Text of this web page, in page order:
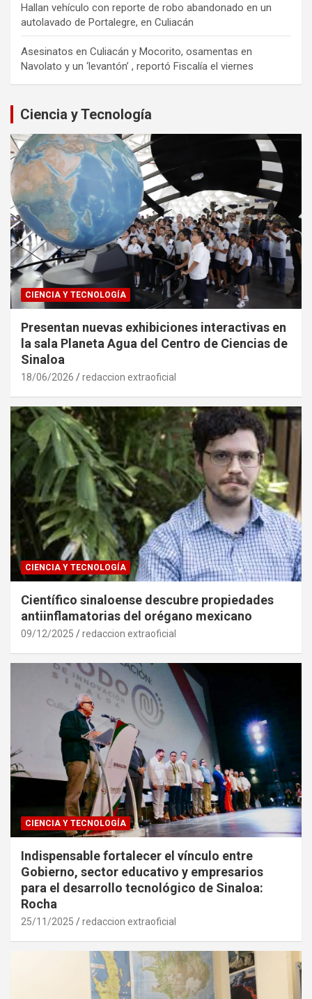
Hallan vehículo con reporte de robo abandonado en un
autolavado de Portalegre, en Culiacán
Asesinatos en Culiacán y Mocorito, osamentas en
Navolato y un ‘levantón’ , reportó Fiscalía el viernes
Ciencia y Tecnología
CIENCIA Y TECNOLOGÍA
Presentan nuevas exhibiciones interactivas en
la sala Planeta Agua del Centro de Ciencias de
Sinaloa
18/06/2026 redaccion extraoficial
CIENCIA Y TECNOLOGÍA
Científico sinaloense descubre propiedades
antiinflamatorias del orégano mexicano
09/12/2025 redaccion extraoficial
CIENCIA Y TECNOLOGÍA
Indispensable fortalecer el vínculo entre
Gobierno, sector educativo y empresarios
para el desarrollo tecnológico de Sinaloa:
Rocha
25/11/2025 redaccion extraoficial